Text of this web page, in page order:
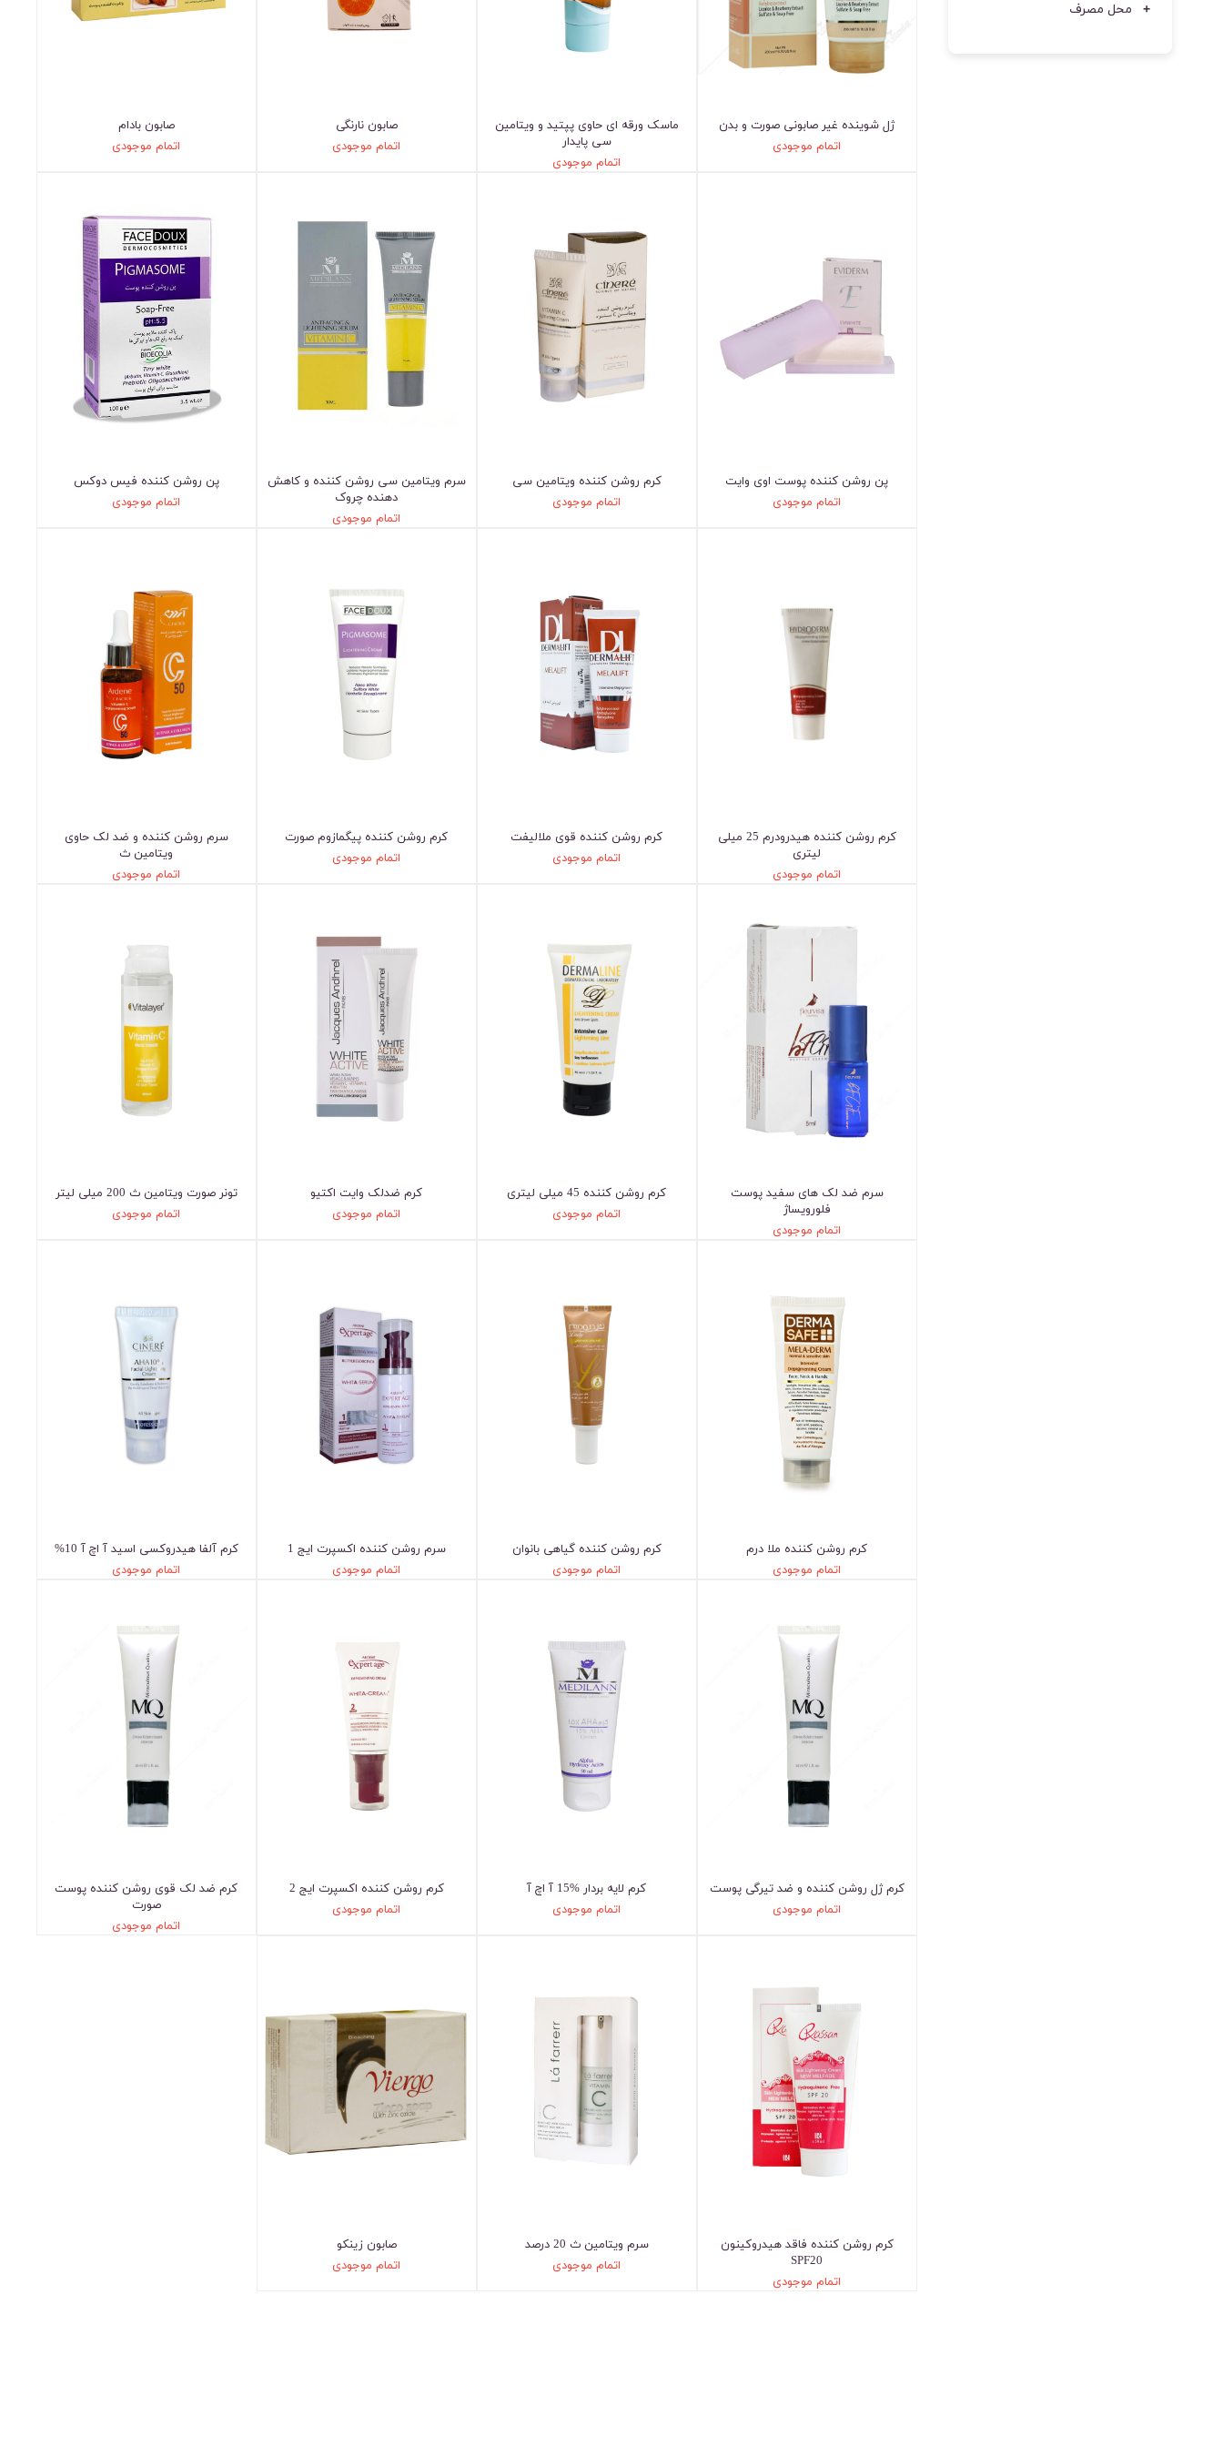
ژل شوینده غیر صابونی صورت و بدن
اتمام موجودی
ماسک ورقه ای حاوی پپتید و ویتامین
سی پایدار
اتمام موجودی
صابون نارنگی
اتمام موجودی
صابون بادام
اتمام موجودی
پن روشن کننده پوست اوی وایت
اتمام موجودی
کرم روشن کننده ویتامین سی
اتمام موجودی
سرم ویتامین سی روشن کننده و کاهش
دهنده چروک
اتمام موجودی
پن روشن کننده فیس دوکس
اتمام موجودی
کرم روشن کننده هیدرودرم 25 میلی
لیتری
اتمام موجودی
کرم روشن کننده قوی ملالیفت
اتمام موجودی
کرم روشن کننده پیگمازوم صورت
اتمام موجودی
سرم روشن کننده و ضد لک حاوی
ویتامین ث
اتمام موجودی
سرم ضد لک های سفید پوست
فلورویساژ
اتمام موجودی
کرم روشن کننده 45 میلی لیتری
اتمام موجودی
کرم ضدلک وایت اکتیو
اتمام موجودی
تونر صورت ویتامین ث 200 میلی لیتر
اتمام موجودی
کرم روشن کننده ملا درم
اتمام موجودی
کرم روشن کننده گیاهی بانوان
اتمام موجودی
سرم روشن کننده اکسپرت ایج 1
اتمام موجودی
کرم آلفا هیدروکسی اسید آ اچ آ 10%
اتمام موجودی
کرم ژل روشن کننده و ضد تیرگی پوست
اتمام موجودی
کرم لایه بردار %15 آ اچ آ
اتمام موجودی
کرم روشن کننده اکسپرت ایج 2
اتمام موجودی
کرم ضد لک قوی روشن کننده پوست
صورت
اتمام موجودی
کرم روشن کننده فاقد هیدروکینون
SPF20
اتمام موجودی
سرم ویتامین ث 20 درصد
اتمام موجودی
صابون زینکو
اتمام موجودی
محل مصرف